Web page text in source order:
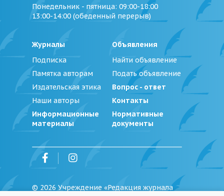
Понедельник - пятница: 09:00-18:00
13:00-14:00 (обеденный перерыв)
Журналы
Подписка
Памятка авторам
Издательская этика
Наши авторы
Информационные
материалы
Объявления
Найти объявление
Подать объявление
Вопрос - ответ
Контакты
Нормативные
документы
© 2026 Учреждение «Редакция журнала